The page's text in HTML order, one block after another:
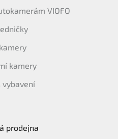
VIOFO
kamery
vybavení
prodejna